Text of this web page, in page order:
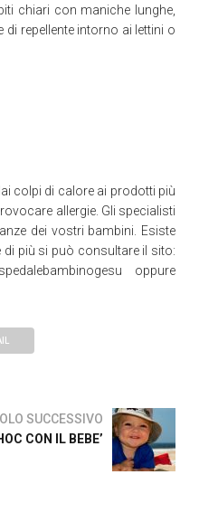
chiari con maniche lunghe,
repellente intorno ai lettini o
colpi di calore ai prodotti più
allergie. Gli specialisti
dei vostri bambini. Esiste
più si può consultare il sito:
oppure
SUCCESSIVO
CON IL BEBE’